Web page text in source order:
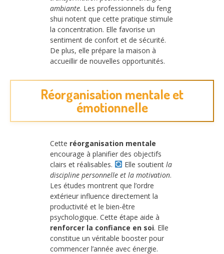
ambiante. Les professionnels du feng
shui notent que cette pratique stimule
la concentration. Elle favorise un
sentiment de confort et de sécurité.
De plus, elle prépare la maison à
accueillir de nouvelles opportunités.
Réorganisation mentale et
émotionnelle
Cette réorganisation mentale
encourage à planifier des objectifs
clairs et réalisables.
Elle soutient la
discipline personnelle et la motivation.
Les études montrent que l’ordre
extérieur influence directement la
productivité et le bien-être
psychologique. Cette étape aide à
renforcer la confiance en soi. Elle
constitue un véritable booster pour
commencer l’année avec énergie.